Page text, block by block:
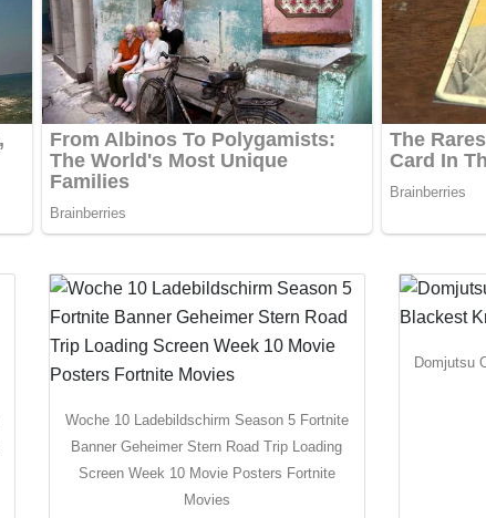
Woche 10 Ladebildschirm Season 5 Fortnite
Banner Geheimer Stern Road Trip Loading
Screen Week 10 Movie Posters Fortnite
Movies
Domjutsu